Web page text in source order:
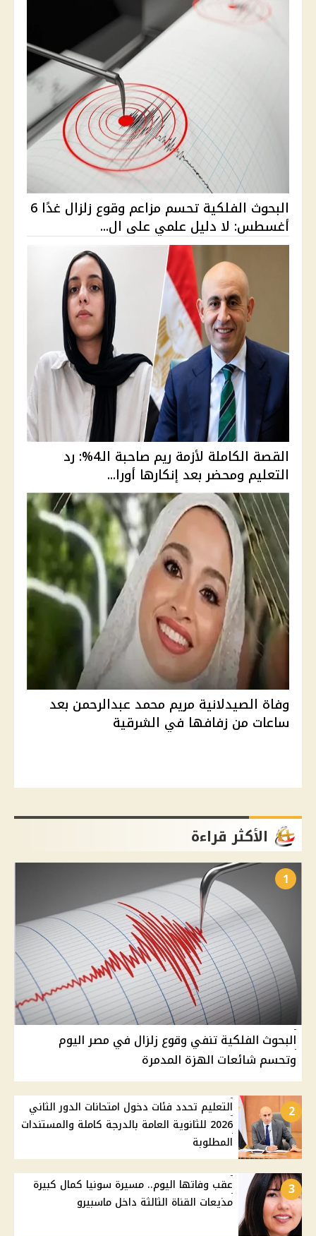
البحوث الفلكية تحسم مزاعم وقوع زلزال غدًا 6
أغسطس: لا دليل علمي على ال...
القصة الكاملة لأزمة ريم صاحبة الـ4%: رد
التعليم ومحضر بعد إنكارها أورا...
وفاة الصيدلانية مريم محمد عبدالرحمن بعد
ساعات من زفافها في الشرقية
الأكثر قراءة
1
البحوث الفلكية تنفي وقوع زلزال في مصر اليوم
وتحسم شائعات الهزة المدمرة
2
التعليم تحدد فئات دخول امتحانات الدور الثاني
2026 للثانوية العامة بالدرجة كاملة والمستندات
المطلوبة
3
عقب وفاتها اليوم.. مسيرة سونيا كمال كبيرة
مذيعات القناة الثالثة داخل ماسبيرو